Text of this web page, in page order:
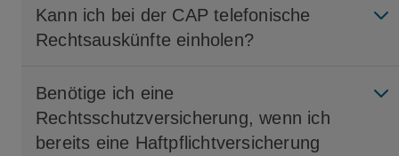
Kann ich bei der CAP telefonische
Rechtsauskünfte einholen?
Benötige ich eine
Rechtsschutzversicherung, wenn ich
bereits eine Haftpflichtversicherung